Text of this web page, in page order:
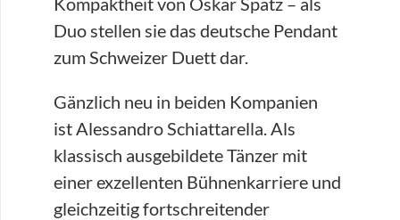
Duo stellen sie das deutsche Pendant
zum Schweizer Duett dar.
Gänzlich neu in beiden Kompanien
ist Alessandro Schiattarella. Als
klassisch ausgebildete Tänzer mit
einer exzellenten Bühnenkarriere und
gleichzeitig fortschreitender